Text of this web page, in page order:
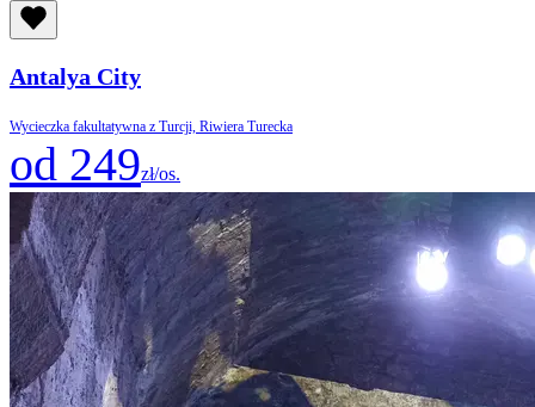
Antalya City
Wycieczka fakultatywna z Turcji, Riwiera Turecka
od 249zł/os.